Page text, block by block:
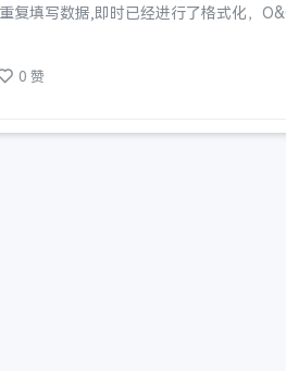
填写数据,即时已经进行了格式化，
0 赞